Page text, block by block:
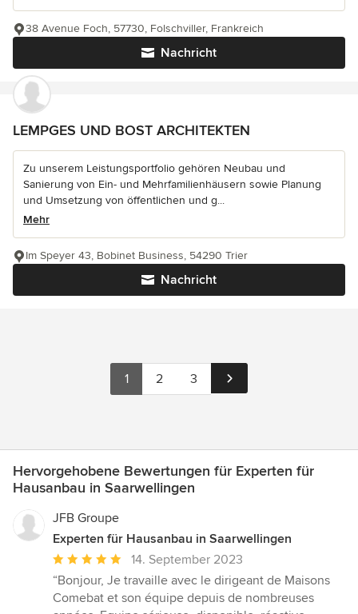
Nachricht
38 Avenue Foch, 57730, Folschviller, Frankreich
LEMPGES UND BOST ARCHITEKTEN
Zu unserem Leistungsportfolio gehören Neubau und
Sanierung von Ein- und Mehrfamilienhäusern sowie Planung
und Umsetzung von öffentlichen und g...
Mehr
Nachricht
Im Speyer 43, Bobinet Business, 54290 Trier
1 2 3
Hervorgehobene Bewertungen für Experten für
Hausanbau in Saarwellingen
JFB Groupe
Experten für Hausanbau in Saarwellingen
Durchschnittliche
Bewertung:
5
14. September 2023
“Bonjour, Je travaille avec le dirigeant de Maisons
Comebat et son équipe depuis de nombreuses